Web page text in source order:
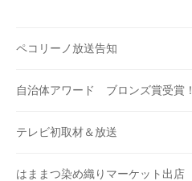
ペコリーノ放送告知
自治体アワード ブロンズ賞受賞！
テレビ初取材＆放送
はままつ染め織りマーケット出店